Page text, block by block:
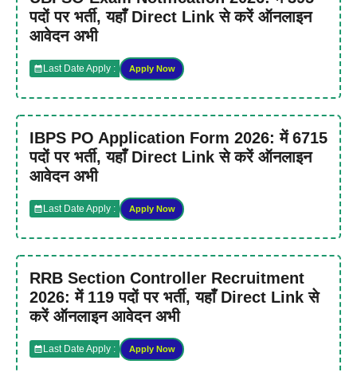
पदों पर भर्ती, यहाँ Direct Link से करें ऑनलाइन
आवेदन अभी
Last Date Apply : Apply Now
IBPS PO Application Form 2026: में 6715
पदों पर भर्ती, यहाँ Direct Link से करें ऑनलाइन
आवेदन अभी
Last Date Apply : Apply Now
RRB Section Controller Recruitment
2026: में 119 पदों पर भर्ती, यहाँ Direct Link से
करें ऑनलाइन आवेदन अभी
Last Date Apply : Apply Now